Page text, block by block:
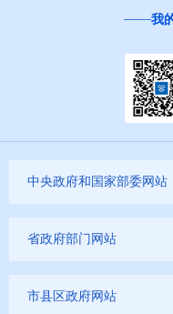
我
中央政府和国家部委网站
省政府部门网站
市县区政府网站